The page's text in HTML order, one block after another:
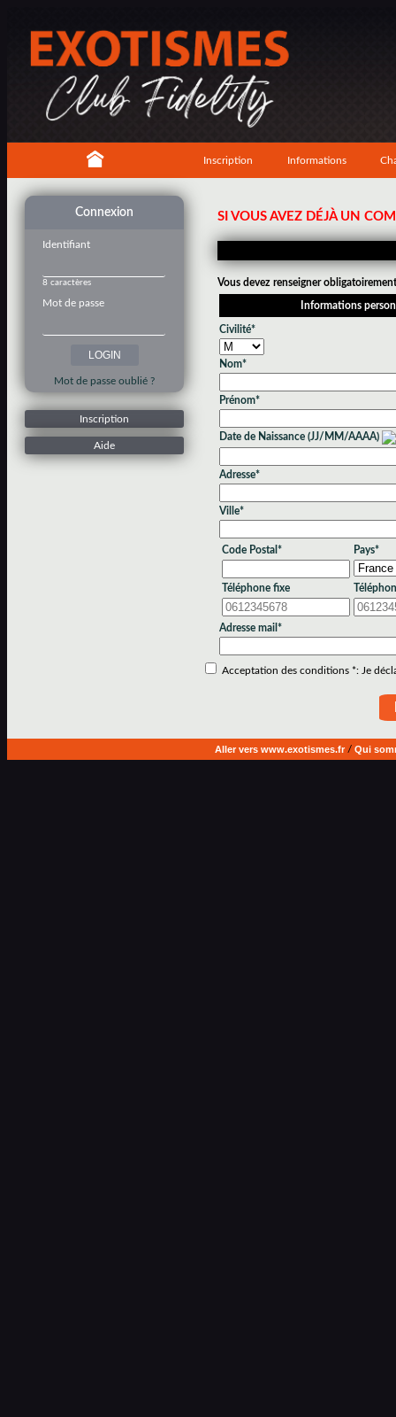
Inscription Informations
Connexion
Identifiant
8 caractères
Mot de passe
Mot de passe oublié ?
Inscription
Aide
SI VOUS AVEZ DÉJÀ UN
Vous devez renseigner
Informations
Civilité*
Nom*
Prénom*
Date de Naissance (JJ/MM/AAAA)
Adresse*
Ville*
Code Postal* Pays*
Téléphone fixe
Adresse mail*
Acceptation des conditions *: Je
Aller vers www.exotismes.fr/ Qui